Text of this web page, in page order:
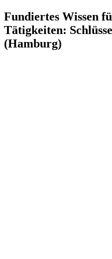
Fundiertes Wissen
Tätigkeiten:
(Hamburg)